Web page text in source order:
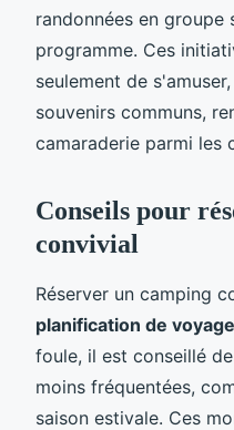
randonnées en groupe
programme. Ces
seulement de
souvenirs communs,
camaraderie parmi les
Conseils pour
convivial
Réserver un camping
planification de voyage
foule, il est conseillé
moins fréquentées,
saison estivale. Ces